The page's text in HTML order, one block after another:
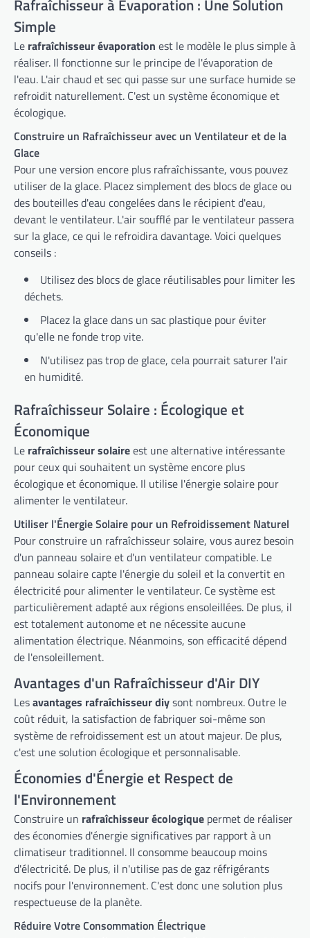
Rafraîchisseur à Évaporation : Une Solution
Simple
Le rafraîchisseur évaporation est le modèle le plus simple à
réaliser. Il fonctionne sur le principe de l'évaporation de
l'eau. L'air chaud et sec qui passe sur une surface humide se
refroidit naturellement. C'est un système économique et
écologique.
Construire un Rafraîchisseur avec un Ventilateur et de la
Glace
Pour une version encore plus rafraîchissante, vous pouvez
utiliser de la glace. Placez simplement des blocs de glace ou
des bouteilles d'eau congelées dans le récipient d'eau,
devant le ventilateur. L'air soufflé par le ventilateur passera
sur la glace, ce qui le refroidira davantage. Voici quelques
conseils :
Utilisez des blocs de glace réutilisables pour limiter les
déchets.
Placez la glace dans un sac plastique pour éviter
qu'elle ne fonde trop vite.
N'utilisez pas trop de glace, cela pourrait saturer l'air
en humidité.
Rafraîchisseur Solaire : Écologique et
Économique
Le rafraîchisseur solaireest une alternative intéressante
pour ceux qui souhaitent un système encore plus
écologique et économique. Il utilise l'énergie solaire pour
alimenter le ventilateur.
Utiliser l'Énergie Solaire pour un Refroidissement Naturel
Pour construire un rafraîchisseur solaire, vous aurez besoin
d'un panneau solaire et d'un ventilateur compatible. Le
panneau solaire capte l'énergie du soleil et la convertit en
électricité pour alimenter le ventilateur. Ce système est
particulièrement adapté aux régions ensoleillées. De plus, il
est totalement autonome et ne nécessite aucune
alimentation électrique. Néanmoins, son efficacité dépend
de l'ensoleillement.
Avantages d'un Rafraîchisseur d'Air DIY
Lesavantages rafraîchisseur diysont nombreux. Outre le
coût réduit, la satisfaction de fabriquer soi-même son
système de refroidissement est un atout majeur. De plus,
c'est une solution écologique et personnalisable.
Économies d'Énergie et Respect de
l'Environnement
Construire un rafraîchisseur écologique permet de réaliser
des économies d'énergie significatives par rapport à un
climatiseur traditionnel. Il consomme beaucoup moins
d'électricité. De plus, il n'utilise pas de gaz réfrigérants
nocifs pour l'environnement. C'est donc une solution plus
respectueuse de la planète.
Réduire Votre Consommation Électrique